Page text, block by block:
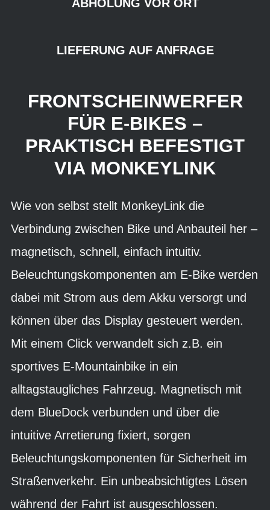
ABHOLUNG VOR ORT
LIEFERUNG AUF ANFRAGE
FRONTSCHEINWERFER
FÜR E-BIKES –
PRAKTISCH BEFESTIGT
VIA MONKEYLINK
Wie von selbst stellt MonkeyLink die
Verbindung zwischen Bike und Anbauteil her –
magnetisch, schnell, einfach intuitiv.
Beleuchtungskomponenten am E-Bike werden
dabei mit Strom aus dem Akku versorgt und
können über das Display gesteuert werden.
Mit einem Click verwandelt sich z.B. ein
sportives E-Mountainbike in ein
alltagstaugliches Fahrzeug. Magnetisch mit
dem BlueDock verbunden und über die
intuitive Arretierung fixiert, sorgen
Beleuchtungskomponenten für Sicherheit im
Straßenverkehr. Ein unbeabsichtigtes Lösen
während der Fahrt ist ausgeschlossen.